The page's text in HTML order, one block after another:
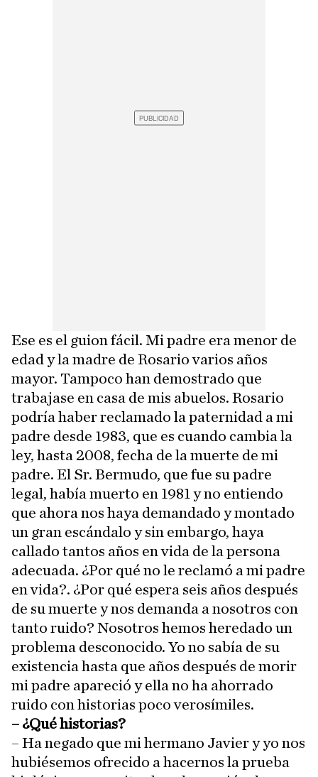
Ese es el guion fácil. Mi padre era menor de
edad y la madre de Rosario varios años
mayor. Tampoco han demostrado que
trabajase en casa de mis abuelos. Rosario
podría haber reclamado la paternidad a mi
padre desde 1983, que es cuando cambia la
ley, hasta 2008, fecha de la muerte de mi
padre. El Sr. Bermudo, que fue su padre
legal, había muerto en 1981 y no entiendo
que ahora nos haya demandado y montado
un gran escándalo y sin embargo, haya
callado tantos años en vida de la persona
adecuada. ¿Por qué no le reclamó a mi padre
en vida?. ¿Por qué espera seis años después
de su muerte y nos demanda a nosotros con
tanto ruido? Nosotros hemos heredado un
problema desconocido. Yo no sabía de su
existencia hasta que años después de morir
mi padre apareció y ella no ha ahorrado
ruido con historias poco verosímiles.
– ¿Qué historias?
– Ha negado que mi hermano Javier y yo nos
hubiésemos ofrecido a hacernos la prueba